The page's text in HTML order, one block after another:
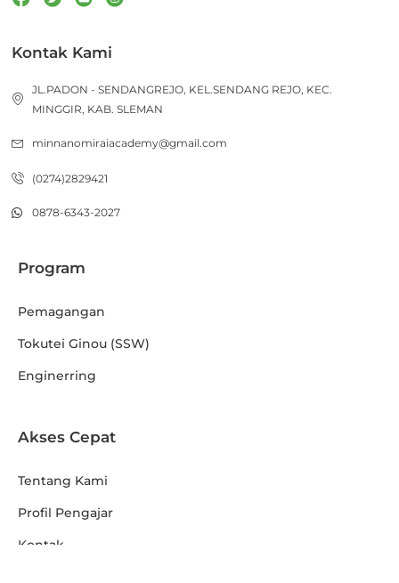
Kontak Kami
JL.PADON - SENDANGREJO, KEL.SENDANG REJO, KEC.
MINGGIR, KAB. SLEMAN
minnanomiraiacademy@gmail.com
(0274)2829421
0878-6343-2027
Program
Pemagangan
Tokutei Ginou (SSW)
Enginerring
Akses Cepat
Tentang Kami
Profil Pengajar
Kontak